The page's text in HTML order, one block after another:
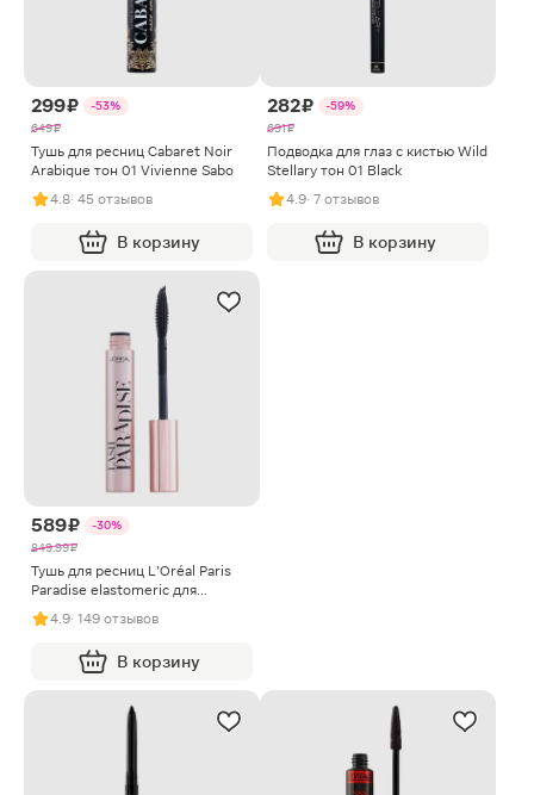
299 ₽
-53%
649 ₽
Тушь для ресниц Cabaret Noir
Arabique тон 01 Vivienne Sabo
4.8· 45 отзывов
В корзину
282 ₽
-59%
691 ₽
Подводка для глаз с кистью Wild
Stellary тон 01 Black
4.9· 7 отзывов
В корзину
589 ₽
-30%
849.99 ₽
Тушь для ресниц L’Oréal Paris
Paradise elastomeric для
головокружительного объема
Чёрная
4.9· 149 отзывов
В корзину